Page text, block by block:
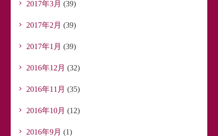
2017年3月 (39)
2017年2月 (39)
2017年1月 (39)
2016年12月 (32)
2016年11月 (35)
2016年10月 (12)
2016年9月 (1)